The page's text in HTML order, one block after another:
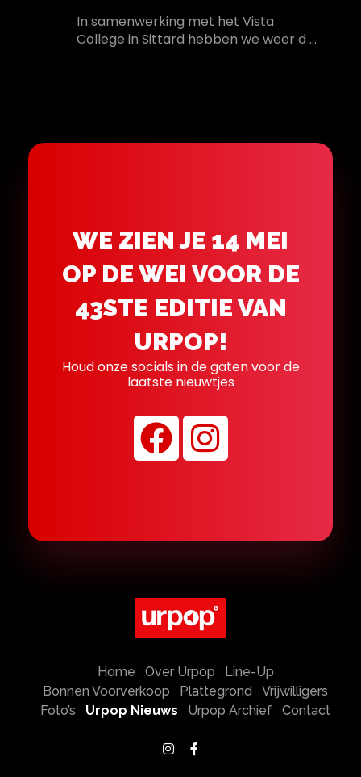
In samenwerking met het Vista
College in Sittard hebben we weer d ...
WE ZIEN JE 14 MEI
OP DE WEI VOOR DE
43STE EDITIE VAN
URPOP!
Houd onze socials in de gaten voor de
laatste nieuwtjes
Home Over Urpop
Line-Up
Bonnen Voorverkoop
Plattegrond
Vrijwilligers
Foto’s
Urpop Nieuws Urpop Archief Contact